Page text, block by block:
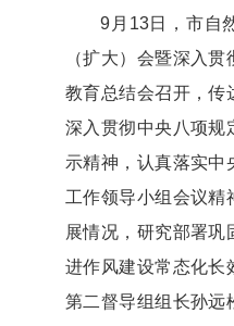
9月13日，市自然
（扩大）会暨深入
教育总结会召开，传
深入贯彻中央八项规
示精神，认真落实中
工作领导小组会议精
展情况，研究部署巩
进作风建设常态化长
第二督导组组长孙远